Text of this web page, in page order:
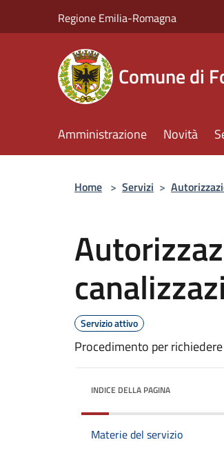
Regione Emilia-Romagna
Comune di
Amministrazione Novità
Home > Servizi >
Servizio attivo
Procedimento per
INDICE DELLA PAGINA
Materie del servizio